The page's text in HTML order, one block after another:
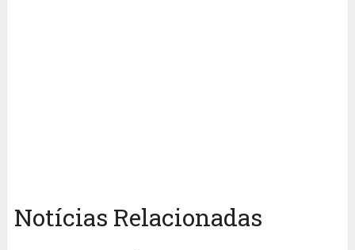
Notícias Relacionadas